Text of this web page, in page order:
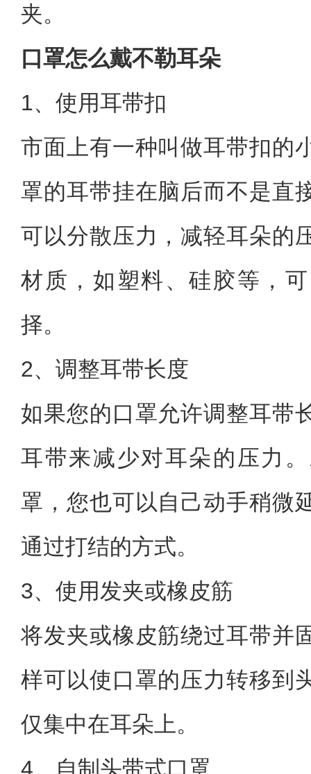
夹。
口罩怎么戴不勒耳朵
1、使用耳带扣
市面上有一种叫做耳带扣的
罩的耳带挂在脑后而不是直
可以分散压力，减轻耳朵的
材质，如塑料、硅胶等，
择。
2、调整耳带长度
如果您的口罩允许调整耳带
耳带来减少对耳朵的压力
罩，您也可以自己动手稍微
通过打结的方式。
3、使用发夹或橡皮筋
将发夹或橡皮筋绕过耳带并
样可以使口罩的压力转移到
仅集中在耳朵上。
4、自制头带式口罩